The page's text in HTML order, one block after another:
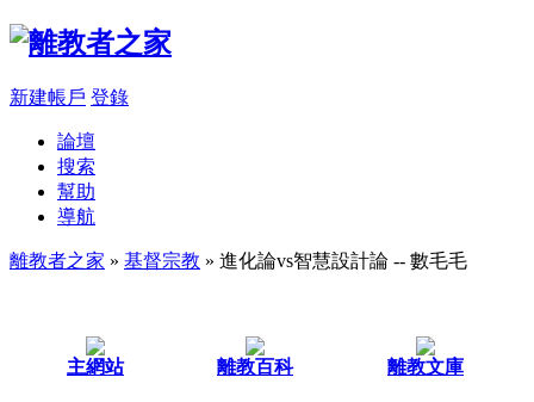
新建帳戶 登錄
論壇
搜索
幫助
導航
離教者之家 » 基督宗教 » 進化論vs智慧設計論 -- 數毛毛
主網站 離教百科 離教文庫